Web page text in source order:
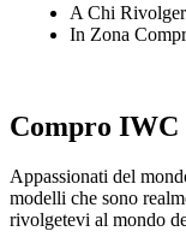
A Chi
In Zona
Compro IWC
Appassionati del
modelli che sono
rivolgetevi al mondo